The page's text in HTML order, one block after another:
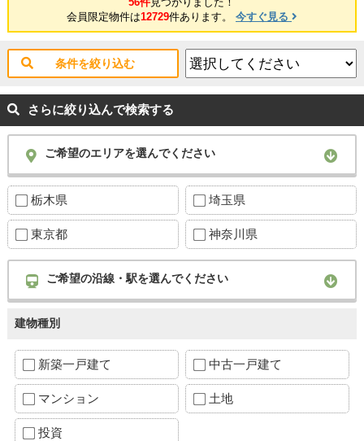
会員限定物件は12729件あります。 今すぐ見る
条件を絞り込む
さらに絞り込んで検索する
ご希望のエリアを選んでください
栃木県 埼玉県
東京都 神奈川県
ご希望の沿線・駅を選んでください
建物種別
新築一戸建て 中古一戸建て
マンション 土地
投資